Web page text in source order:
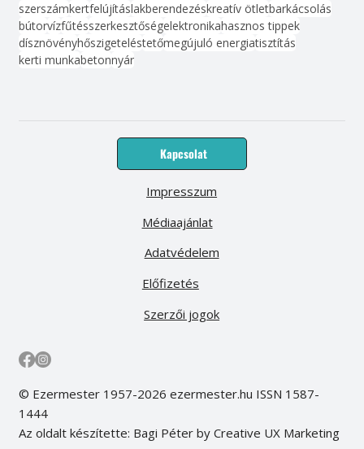
szerszámkertfelújításlakberendezéskreatív ötletbarkácsolás
bútorvízfűtésszerkesztőségelektronikahasznos tippek
dísznövényhőszigeteléstetőmegújuló energiatisztítás
kerti munkabetonnyár
Kapcsolat
Médiaajánlat
Előfizetés
Impresszum
Adatvédelem
Szerzői jogok
© Ezermester 1957-2026 ezermester.hu ISSN 1587-
1444
Az oldalt készítette: Bagi Péter by Creative UX Marketing